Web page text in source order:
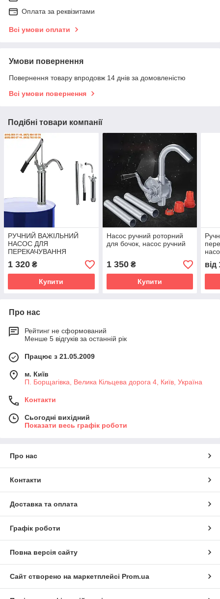
Оплата за реквізитами
Всі умови оплати
Умови повернення
Повернення товару впродовж 14 днів за домовленістю
Всі умови повернення
Подібні товари компанії
РУЧНИЙ ВАЖІЛЬНИЙ
НАСОС ДЛЯ
ПЕРЕКАЧУВАННЯ
ПАЛЬНО-МАСТИЛЬНИХ
МАТЕРІАЛІВ З БОЧКИ
1 320 ₴
Купити
Насос ручний роторний
для бочок, насос ручний
1 350₴
Купити
від
Про нас
Рейтинг не сформований
Менше 5 відгуків за останній рік
Працює з 21.05.2009
м. Київ
П. Борщагівка, Велика Кільцева дорога 4, Київ, Україна
Контакти
Сьогодні вихідний
Показати весь графік роботи
Про нас
Контакти
Доставка та оплата
Графік роботи
Повна версія сайту
Сайт створено на маркетплейсі Prom.ua